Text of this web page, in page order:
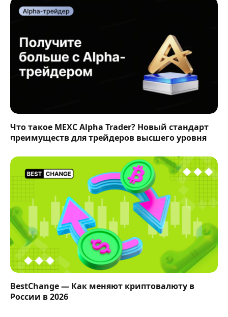
Что такое MEXC Alpha Trader? Новый стандарт
преимуществ для трейдеров высшего уровня
BestChange — Как меняют криптовалюту в
России в 2026